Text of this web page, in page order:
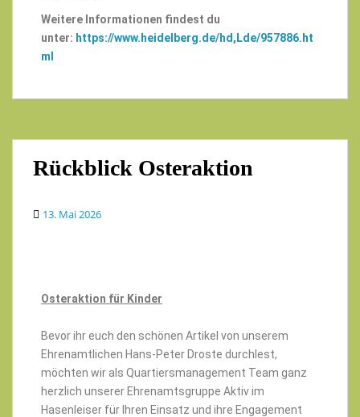
Weitere Informationen findest du
unter: https://www.heidelberg.de/hd,Lde/957886.ht
ml
Rückblick Osteraktion
13. Mai 2026
Osteraktion für Kinder
Bevor ihr euch den schönen Artikel von unserem
Ehrenamtlichen Hans-Peter Droste durchlest,
möchten wir als Quartiersmanagement Team ganz
herzlich unserer Ehrenamtsgruppe Aktiv im
Hasenleiser für Ihren Einsatz und ihre Engagement